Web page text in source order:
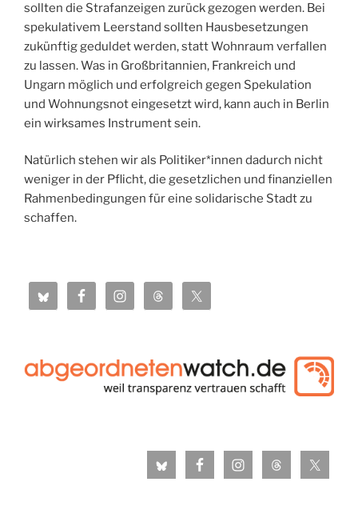
sollten die Strafanzeigen zurück gezogen werden. Bei
spekulativem Leerstand sollten Hausbesetzungen
zukünftig geduldet werden, statt Wohnraum verfallen
zu lassen. Was in Großbritannien, Frankreich und
Ungarn möglich und erfolgreich gegen Spekulation
und Wohnungsnot eingesetzt wird, kann auch in Berlin
ein wirksames Instrument sein.
Natürlich stehen wir als Politiker*innen dadurch nicht
weniger in der Pflicht, die gesetzlichen und finanziellen
Rahmenbedingungen für eine solidarische Stadt zu
schaffen.